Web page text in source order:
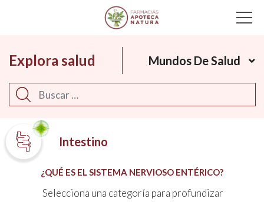
Main Navigation
Explora salud Mundos De Salud
Buscar
Intestino
¿QUÉ ES EL SISTEMA NERVIOSO ENTÉRICO?
Selecciona una categoría para profundizar